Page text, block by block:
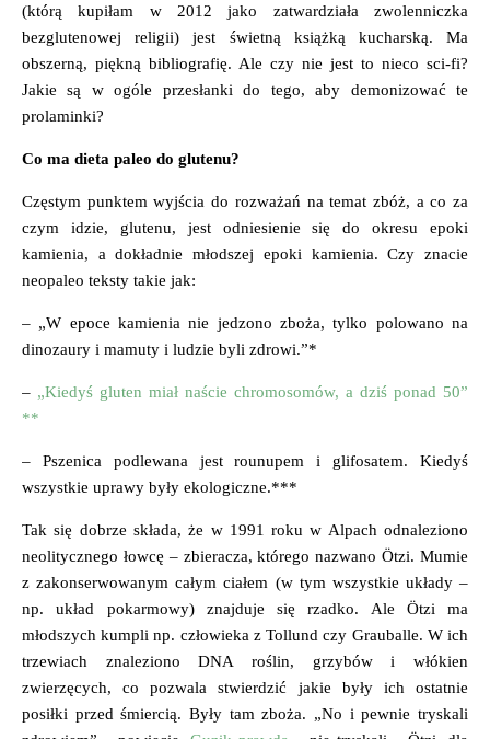
(którą kupiłam w 2012 jako zatwardziała zwolenniczka
bezglutenowej religii) jest świetną książką kucharską. Ma
obszerną, piękną bibliografię. Ale czy nie jest to nieco sci-fi?
Jakie są w ogóle przesłanki do tego, aby demonizować te
prolaminki?
Co ma dieta paleo do glutenu?
Częstym punktem wyjścia do rozważań na temat zbóż, a co za
czym idzie, glutenu, jest odniesienie się do okresu epoki
kamienia, a dokładnie młodszej epoki kamienia. Czy znacie
neopaleo teksty takie jak:
– „W epoce kamienia nie jedzono zboża, tylko polowano na
dinozaury i mamuty i ludzie byli zdrowi.”*
– „Kiedyś gluten miał naście chromosomów, a dziś ponad 50”
**
– Pszenica podlewana jest rounupem i glifosatem. Kiedyś
wszystkie uprawy były ekologiczne.***
Tak się dobrze składa, że w 1991 roku w Alpach odnaleziono
neolitycznego łowcę – zbieracza, którego nazwano Ötzi. Mumie
z zakonserwowanym całym ciałem (w tym wszystkie układy –
np. układ pokarmowy) znajduje się rzadko. Ale Ötzi ma
młodszych kumpli np. człowieka z Tollund czy Grauballe. W ich
trzewiach znaleziono DNA roślin, grzybów i włókien
zwierzęcych, co pozwala stwierdzić jakie były ich ostatnie
posiłki przed śmiercią. Były tam zboża. „No i pewnie tryskali